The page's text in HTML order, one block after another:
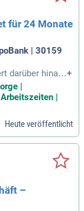
für 24 Monate
| 30159
darüber hinau
sowie in
Marktfolge.
+
|
|
Heute veröffentlicht
–